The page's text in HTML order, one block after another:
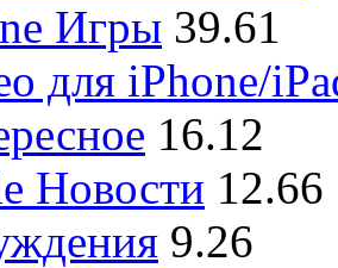
Игры 39.61
для iPhone/
16.12
Новости 12.66
9.26